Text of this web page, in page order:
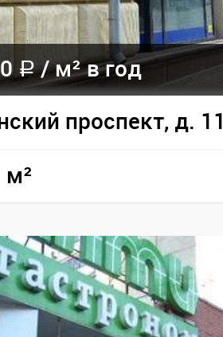
a /м² в год
проспект, д.
м²